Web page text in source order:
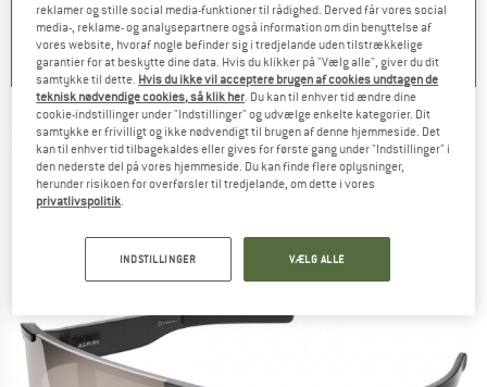
0,0(0) 5,0(3 )
POC -Aspire Mirror Cat. 3 - Cykelbriller
(0)
reklamer og stille social media-funktioner til rådighed. Derved får vores social
media-, reklame- og analysepartnere også information om din benyttelse af
vores website, hvoraf nogle befinder sig i tredjelande uden tilstrækkelige
garantier for at beskytte dine data. Hvis du klikker på "Vælg alle", giver du dit
samtykke til dette. Hvis du ikke vil acceptere brugen af cookies undtagen de
teknisk nødvendige cookies, så klik her . Du kan til enhver tid ændre dine
cookie-indstillinger under "Indstillinger" og udvælge enkelte kategorier. Dit
samtykke er frivilligt og ikke nødvendigt til brugen af denne hjemmeside. Det
kan til enhver tid tilbagekaldes eller gives for første gang under "Indstillinger" i
den nederste del på vores hjemmeside. Du kan finde flere oplysninger,
herunder risikoen for overførsler til tredjelande, om dette i vores
privatlivspolitik
INDSTILLINGER VÆLG ALLE